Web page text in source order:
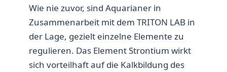
Wie nie zuvor, sind Aquarianer in
Zusammenarbeit mit dem TRITON LAB in
der Lage, gezielt einzelne Elemente zu
regulieren. Das Element Strontium wirkt
sich vorteilhaft auf die Kalkbildung des